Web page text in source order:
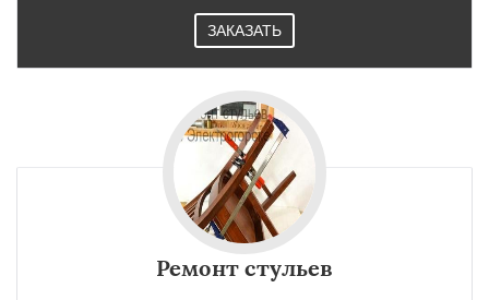
ЗАКАЗАТЬ
Ремонт стульев